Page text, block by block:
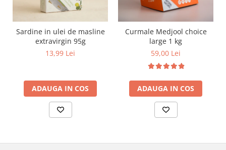
Sardine in ulei de masline
extravirgin 95g
13,99 Lei
ADAUGA IN COS
Curmale Medjool choice
large 1 kg
59,00 Lei
ADAUGA IN COS